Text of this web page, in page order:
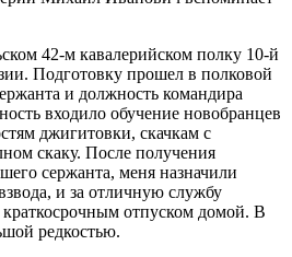
42-м кавалерийском полку 10-й
Подготовку прошел в полковой
и должность командира
входило обучение новобранцев
джигитовки, скачкам с
скаку. После получения
сержанта, меня назначили
и за отличную службу
отпуском домой. В
редкостью.